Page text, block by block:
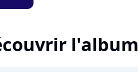
l'album